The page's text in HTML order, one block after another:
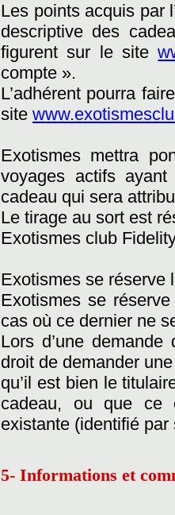
Les points acquis par
descriptive des
figurent sur le site
compte ».
L’adhérent pourra
site
Exotismes mettra
voyages actifs
cadeau qui sera
Le tirage au sort est
Exotismes club
Exotismes se réserve
Exotismes se
cas où ce dernier ne
Lors d’une
droit de demander
qu’il est bien le
cadeau, ou que ce
existante (identifié
5- Informations et